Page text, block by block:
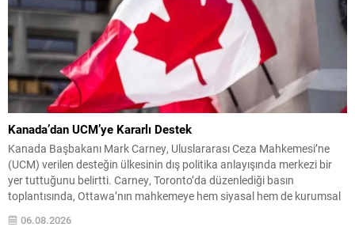
Kanada’dan UCM’ye Kararlı Destek
Kanada Başbakanı Mark Carney, Uluslararası Ceza Mahkemesi’ne
(UCM) verilen desteğin ülkesinin dış politika anlayışında merkezi bir
yer tuttuğunu belirtti. Carney, Toronto’da düzenlediği basın
toplantısında, Ottawa’nın mahkemeye hem siyasal hem de kurumsal
arenadaki gerilimlerin artmasıyla birlikte UCM’nin sorumluluklarının
06.08.2026